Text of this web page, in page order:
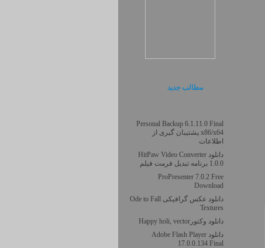
مطالب جديد
Personal Backup 6.1.11.0 Final
x86/x64 پشتیبان گیری از
اطلاعات
دانلود HitPaw Video Converter
1.0.0 برنامه تبدیل فرمت فیلم
ProPresenter 7.0.2 Free
Download
دانلود عکس گرافیکی Ode to Fall
Textures
دانلود وکتورHappy holi, vector
دانلود Adobe Flash Player
17.0.0.134 Final